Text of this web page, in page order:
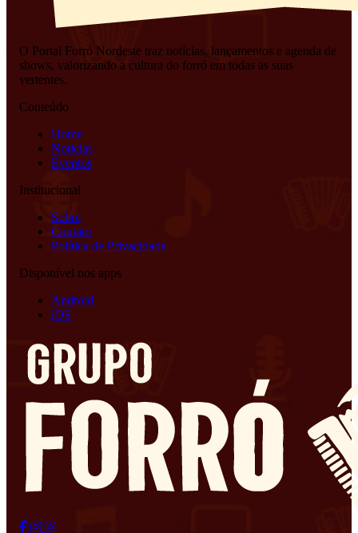
O Portal Forró Nordeste traz notícias, lançamentos e agenda de
shows, valorizando a cultura do forró em todas as suas
vertentes.
Conteúdo
Home
Notícias
Eventos
Institucional
Sobre
Contato
Política de Privacidade
Disponível nos apps
Android
iOS